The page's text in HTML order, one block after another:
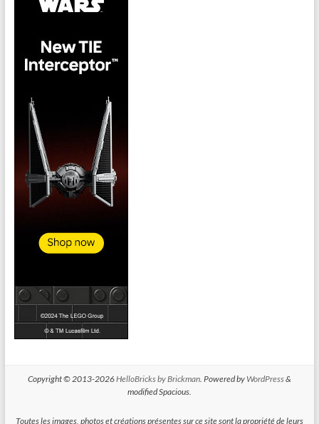
Copyright © 2013-2026HelloBricks by Brickman. Powered by WordPress&
modified Spacious.
Toutes les images, photos et créations présentes sur ce site sont la propriété de leurs